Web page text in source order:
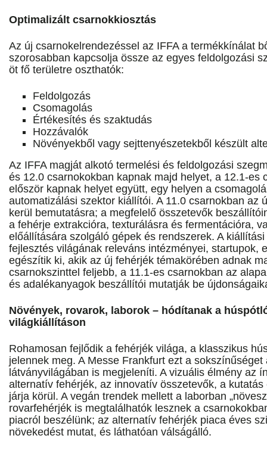
Optimalizált csarnokkiosztás
Az új csarnokelrendezéssel az IFFA a termékkínálat
szorosabban kapcsolja össze az egyes feldolgozási
öt fő területre oszthatók:
Feldolgozás
Csomagolás
Értékesítés és szaktudás
Hozzávalók
Növényekből vagy sejttenyészetekből készült
Az IFFA magját alkotó termelési és feldolgozási
és 12.0 csarnokokban kapnak majd helyet, a 12.1-es
először kapnak helyet együtt, egy helyen a
automatizálási szektor kiállítói. A 11.0 csarnokban az
kerül bemutatásra; a megfelelő összetevők
a fehérje extrakcióra, texturálásra és fermentációra,
előállítására szolgáló gépek és rendszerek. A
fejlesztés világának releváns intézményei, startupok,
egészítik ki, akik az új fehérjék témakörében adnak
csarnokszinttel feljebb, a 11.1-es csarnokban az
és adalékanyagok beszállítói mutatják be
Növények, rovarok, laborok – hódítanak a
világkiállításon
Rohamosan fejlődik a fehérjék világa, a klasszikus
jelennek meg. A Messe Frankfurt ezt a sokszínűséget
látványvilágában is megjeleníti. A vizuális élmény az
alternatív fehérjék, az innovatív összetevők, a
járja körül. A vegán trendek mellett a laborban
rovarfehérjék is megtalálhatók lesznek a
piacról beszélünk; az alternatív fehérjék piaca éves
növekedést mutat, és láthatóan válságálló.